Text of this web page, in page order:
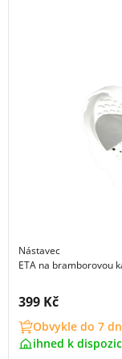
Nástavec
ETA na bramborovou
Cena s DPH:
399 Kč
Obvykle do 7
ihned k